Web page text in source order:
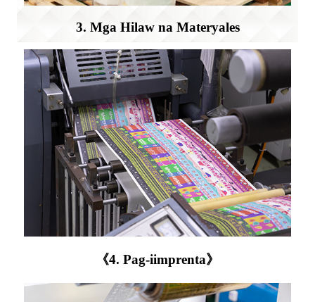
3. Mga Hilaw na Materyales
《4. Pag-iimprenta》